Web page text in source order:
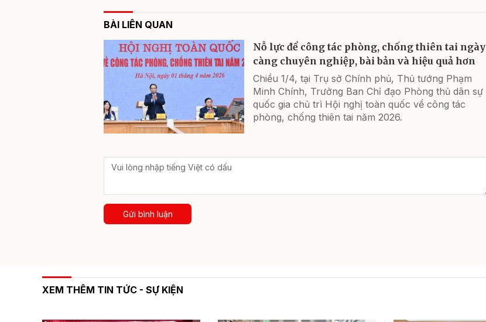
BÀI LIÊN QUAN
Nỗ lực để công tác phòng, chống thiên tai ngày
càng chuyên nghiệp, bài bản và hiệu quả hơn
Chiều 1/4, tại Trụ sở Chính phủ, Thủ tướng Phạm
Minh Chính, Trưởng Ban Chỉ đạo Phòng thủ dân sự
quốc gia chủ trì Hội nghị toàn quốc về công tác
phòng, chống thiên tai năm 2026.
Gửi bình luận
XEM THÊM TIN TỨC - SỰ KIỆN